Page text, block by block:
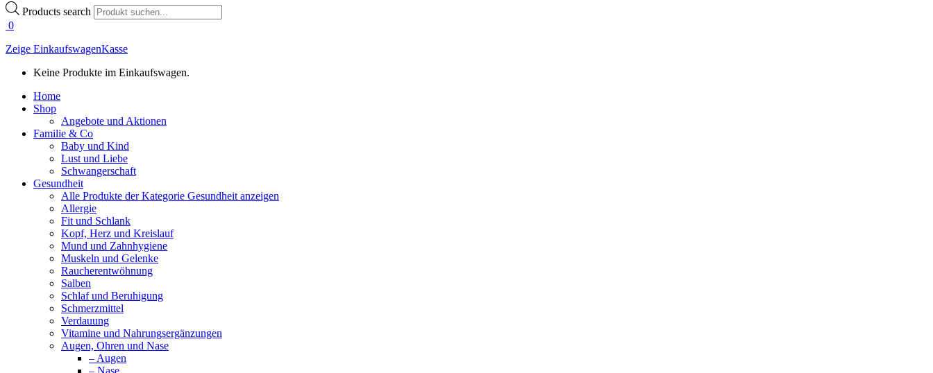
Products search
0
Zeige EinkaufswagenKasse
Keine Produkte im Einkaufswagen.
Home
Shop
Angebote und Aktionen
Familie & Co
Baby und Kind
Lust und Liebe
Schwangerschaft
Gesundheit
Alle Produkte der Kategorie Gesundheit anzeigen
Allergie
Fit und Schlank
Kopf, Herz und Kreislauf
Mund und Zahnhygiene
Muskeln und Gelenke
Raucherentwöhnung
Salben
Schlaf und Beruhigung
Schmerzmittel
Verdauung
Vitamine und Nahrungsergänzungen
Augen, Ohren und Nase
– Augen
– Nase